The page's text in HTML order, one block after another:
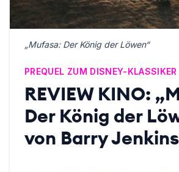
„Mufasa: Der König der Löwen“
PREQUEL ZUM DISNEY-KLASSIKER
REVIEW KINO:
Der König der
von Barry Jenkins